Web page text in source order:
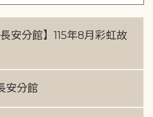
長安分館】115年8月彩虹故
安分館